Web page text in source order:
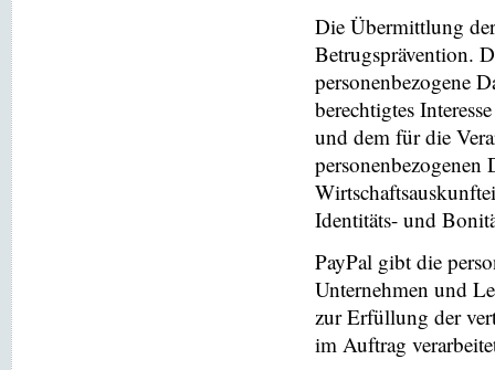
Die Übermittlung
Betrugsprävention.
personenbezogene
berechtigtes
und dem für die
personenbezogenen
Identitäts- und
PayPal gibt die
Unternehmen und
zur Erfüllung der
im Auftrag